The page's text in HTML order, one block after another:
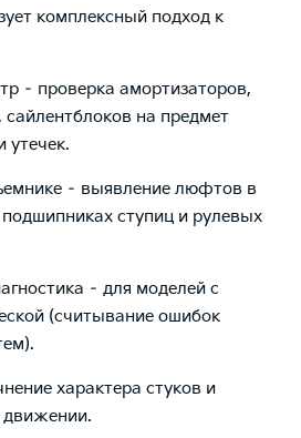
комплексный подход к
– проверка амортизаторов,
на предмет
– выявление люфтов в
ступиц и рулевых
– для моделей с
(считывание ошибок
характера стуков и
движении.